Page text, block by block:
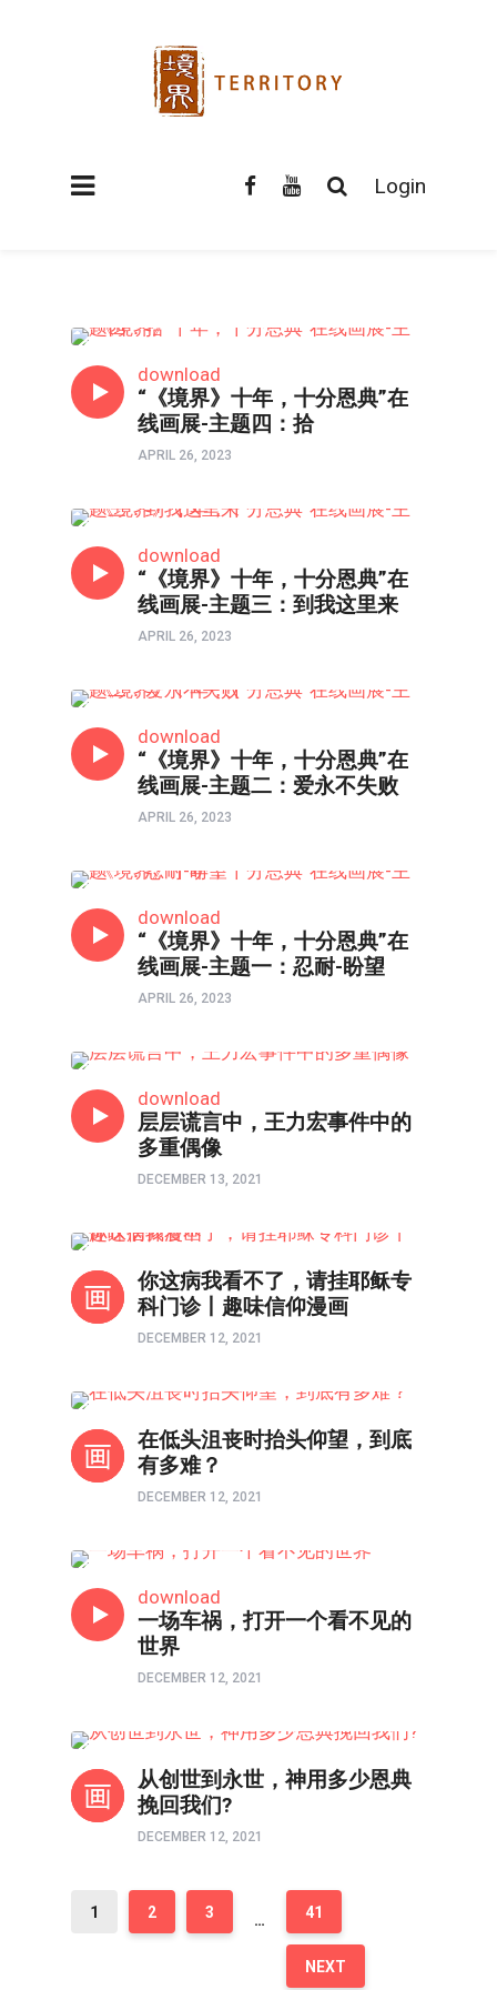
Login
download
“《境界》十年，十分恩典”在
线画展-主题四：拾
APRIL 26, 2023
download
“《境界》十年，十分恩典”在
线画展-主题三：到我这里来
APRIL 26, 2023
download
“《境界》十年，十分恩典”在
线画展-主题二：爱永不失败
APRIL 26, 2023
download
“《境界》十年，十分恩典”在
线画展-主题一：忍耐-盼望
APRIL 26, 2023
download
层层谎言中，王力宏事件中的
多重偶像
DECEMBER 13, 2021
你这病我看不了，请挂耶稣专
科门诊丨趣味信仰漫画
DECEMBER 12, 2021
在低头沮丧时抬头仰望，到底
有多难？
DECEMBER 12, 2021
download
一场车祸，打开一个看不见的
世界
DECEMBER 12, 2021
从创世到永世，神用多少恩典
挽回我们?
DECEMBER 12, 2021
1 2 3 … 41
NEXT